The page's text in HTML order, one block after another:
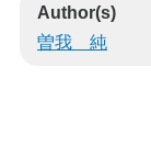
Author(s)
曽我 純